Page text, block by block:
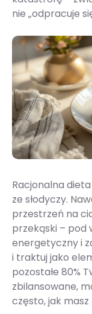
nie „odpracuje
Racjonalna
ze słodyczy.
przestrzeń na
przekąski – pod
energetyczny i
i traktuj jako
pozostałe 80%
zbilansowane,
często, jak